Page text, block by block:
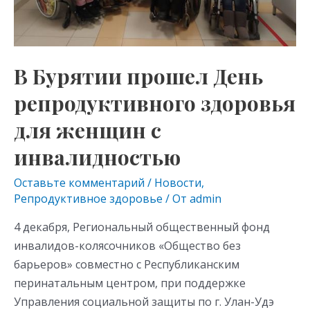
В Бурятии прошел День
репродуктивного здоровья
для женщин с
инвалидностью
Оставьте комментарий / Новости,
Репродуктивное здоровье / От admin
4 декабря, Региональный общественный фонд
инвалидов-колясочников «Общество без
барьеров» совместно с Республиканским
перинатальным центром, при поддержке
Управления социальной защиты по г. Улан-Удэ
инвалидностью